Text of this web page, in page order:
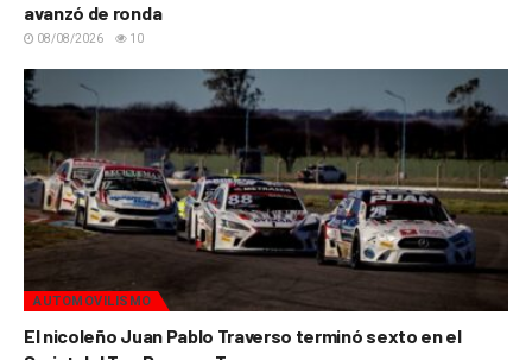
avanzó de ronda
08/08/2026 10
AUTOMOVILISMO
El nicoleño Juan Pablo Traverso terminó sexto en el